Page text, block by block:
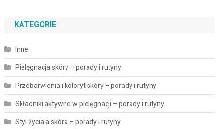
KATEGORIE
Inne
Pielęgnacja skóry – porady i rutyny
Przebarwienia i koloryt skóry – porady i rutyny
Składniki aktywne w pielęgnacji – porady i rutyny
Styl życia a skóra – porady i rutyny